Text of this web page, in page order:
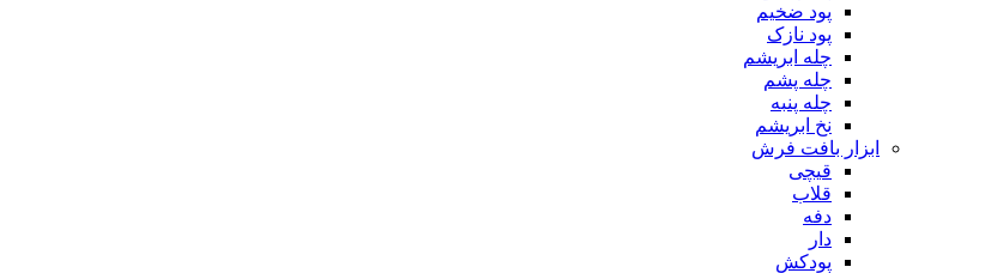
پود ضخیم
پود نازک
چله ابریشم
چله پشم
چله پنبه
نخ ابریشم
ابزار بافت فرش
قیچی
قلاب
دفه
دار
پودکش